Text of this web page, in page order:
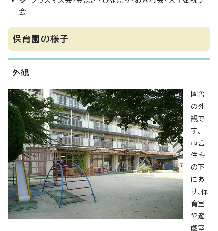
会
保育園の様子
外観
園舎
の外
観で
す。
市営
住宅
の下
にあ
り、保
育室
や遊
戯室